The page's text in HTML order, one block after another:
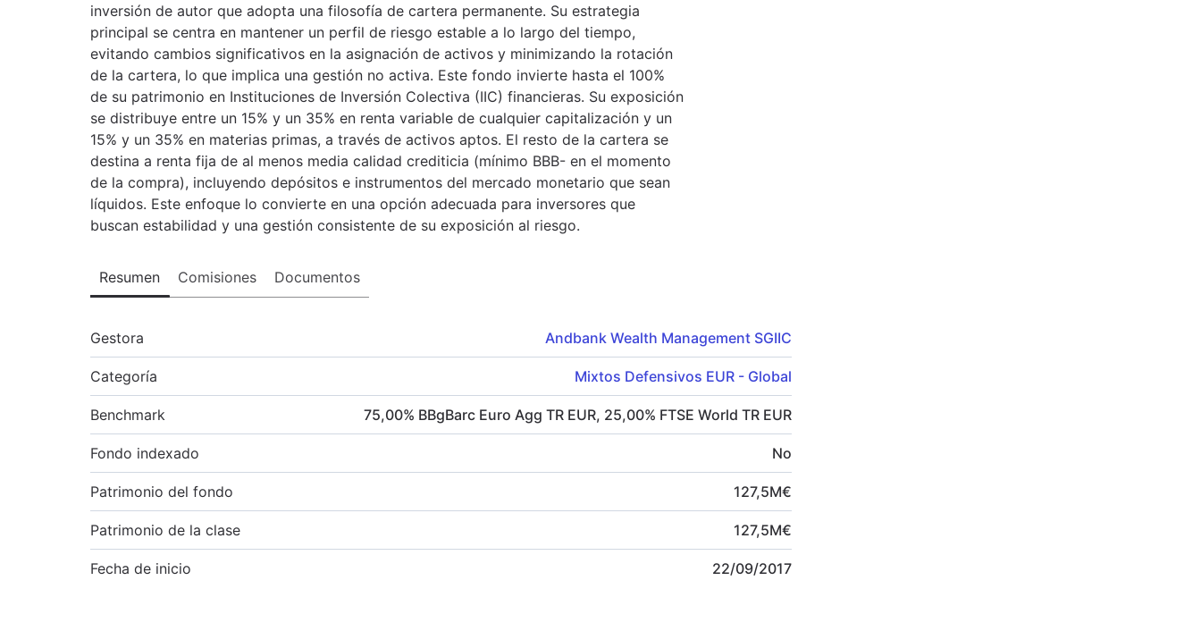
inversión de autor que adopta una filosofía de cartera permanente. Su estrategia
principal se centra en mantener un perfil de riesgo estable a lo largo del tiempo,
evitando cambios significativos en la asignación de activos y minimizando la rotación
de la cartera, lo que implica una gestión no activa. Este fondo invierte hasta el 100%
de su patrimonio en Instituciones de Inversión Colectiva (IIC) financieras. Su exposición
se distribuye entre un 15% y un 35% en renta variable de cualquier capitalización y un
15% y un 35% en materias primas, a través de activos aptos. El resto de la cartera se
destina a renta fija de al menos media calidad crediticia (mínimo BBB- en el momento
de la compra), incluyendo depósitos e instrumentos del mercado monetario que sean
líquidos. Este enfoque lo convierte en una opción adecuada para inversores que
buscan estabilidad y una gestión consistente de su exposición al riesgo.
Resumen Comisiones Documentos
Gestora Andbank Wealth Management SGIIC
Categoría Mixtos Defensivos EUR - Global
Benchmark 75,00% BBgBarc Euro Agg TR EUR, 25,00% FTSE World TR EUR
Fondo indexado No
Patrimonio del fondo 127,5M€
Patrimonio de la clase 127,5M€
Fecha de inicio 22/09/2017